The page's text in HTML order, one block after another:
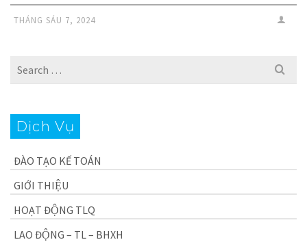
THÁNG SÁU 7, 2024
Search
Dịch Vụ
ĐÀO TẠO KẾ TOÁN
GIỚI THIỆU
HOẠT ĐỘNG TLQ
LAO ĐỘNG – TL – BHXH